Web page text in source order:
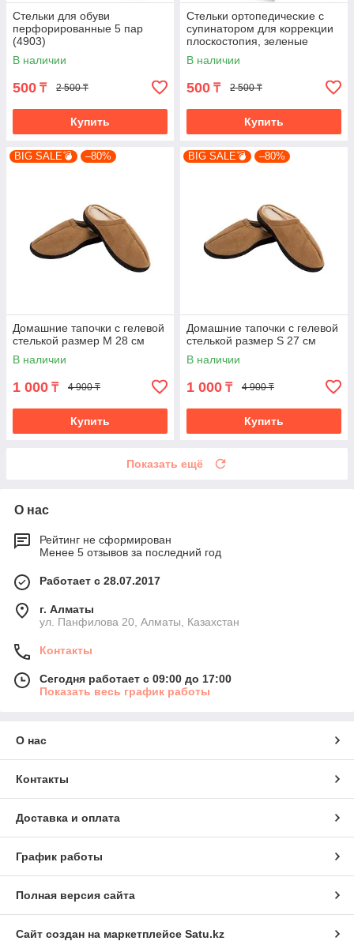
Стельки для обуви
перфорированные 5 пар
(4903)
В наличии
500 ₸ 2 500 ₸
Купить
Стельки ортопедические с
супинатором для коррекции
плоскостопия, зеленые
(4782-1)
В наличии
500 ₸ 2 500 ₸
Купить
BIG SALE💣 –80%
Домашние тапочки с гелевой
стелькой размер M 28 см
В наличии
1 000 ₸ 4 900 ₸
Купить
BIG SALE💣 –80%
Домашние тапочки с гелевой
стелькой размер S 27 см
В наличии
1 000 ₸ 4 900 ₸
Купить
Показать ещё
О нас
Рейтинг не сформирован
Менее 5 отзывов за последний год
Работает с 28.07.2017
г. Алматы
ул. Панфилова 20, Алматы, Казахстан
Контакты
Сегодня работает с 09:00 до 17:00
Показать весь график работы
О нас
Контакты
Доставка и оплата
График работы
Полная версия сайта
Сайт создан на маркетплейсе Satu.kz